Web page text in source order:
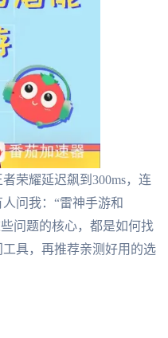
荣耀延迟飙到300ms，连
问我：“雷神手游和
问题的核心，都是如何找
具，再推荐亲测好用的选